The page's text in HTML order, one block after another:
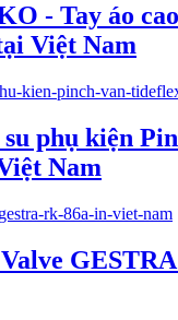
- Tay áo
Việt Nam
su phụ kiện
Nam